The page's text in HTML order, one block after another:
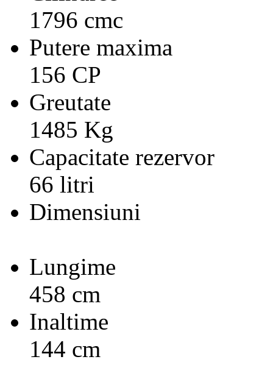
1796 cmc
Putere maxima
156 CP
Greutate
1485 Kg
Capacitate rezervor
66 litri
Dimensiuni
Lungime
458 cm
Inaltime
144 cm